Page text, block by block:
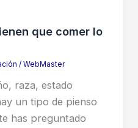
que comer lo
/ WebMaster
raza, estado
un tipo de pienso
has preguntado